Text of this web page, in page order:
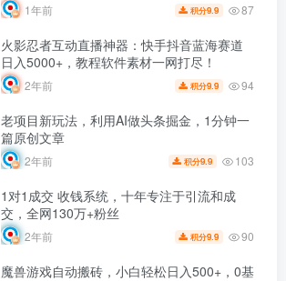
1年前 积分9.9 87
火影忍者互动直播神器：快手抖音蓝海赛道
日入5000+，教程软件素材一网打尽！
2年前 积分9.9 94
老项目新玩法，利用AI做头条掘金，1分钟一
篇原创文章
2年前 积分9.9 103
1对1成交 收钱系统，十年专注于引流和成
交，全网130万+粉丝
2年前 积分9.9 90
魔兽游戏自动搬砖，小白轻松日入500+，0基